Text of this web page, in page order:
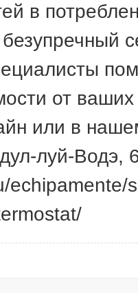
в
от
или в
луй-Водэ,
echipamente/